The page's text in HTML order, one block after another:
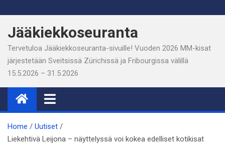
to
content
Jääkiekkoseuranta
Tervetuloa Jääkiekkoseuranta-sivuille! Vuoden 2026 MM-kisat
järjestetään Sveitsissä Zürichissä ja Fribourgissa välillä
15.5.2026 – 31.5.2026
Home
Uutiset
Liekehtivä Leijona – näyttelyssä voi kokea edelliset kotikisat